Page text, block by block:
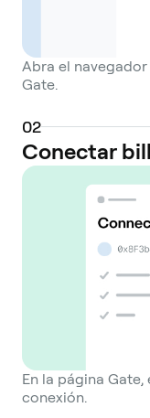
Abra el
Gate.
02
Conectar
En la página
conexión.